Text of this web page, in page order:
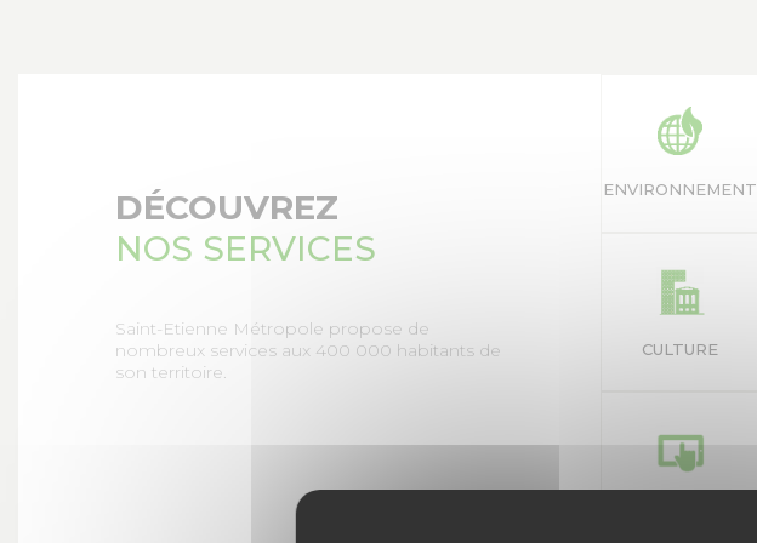
DÉCOUVREZ
NOS SERVICES
Saint-Etienne Métropole propose de
nombreux services aux 400 000 habitants de
son territoire.
ENVIRONNEMENT
CULTURE